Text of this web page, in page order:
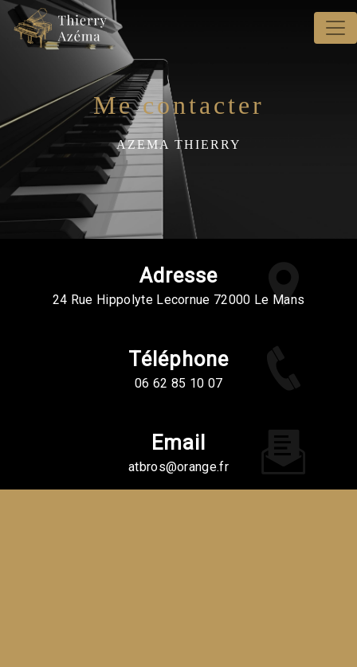
Panneau de gestion des cookies
Me contacter
AZEMA THIERRY
Adresse
24 Rue Hippolyte Lecornue 72000 Le Mans
Téléphone
06 62 85 10 07
Email
atbros@orange.fr